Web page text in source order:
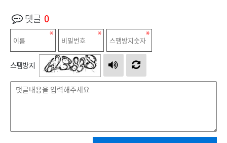
댓글 0
스팸방지